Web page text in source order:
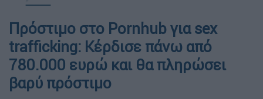
Πρόστιμο στο Pornhub για sex
trafficking: Κέρδισε πάνω από
780.000 ευρώ και θα πληρώσει
βαρύ πρόστιμο